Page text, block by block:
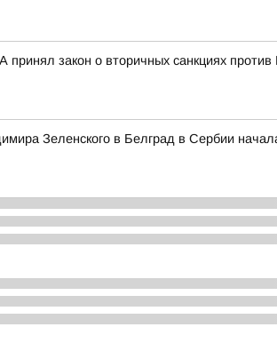
закон о вторичных санкциях против
Зеленского в Белград в Сербии